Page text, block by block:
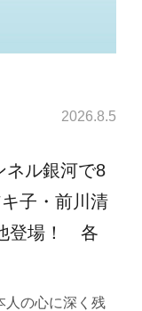
2026.8.5
ネル銀河で8
子・前川清
登場！ 各
人の心に深く残